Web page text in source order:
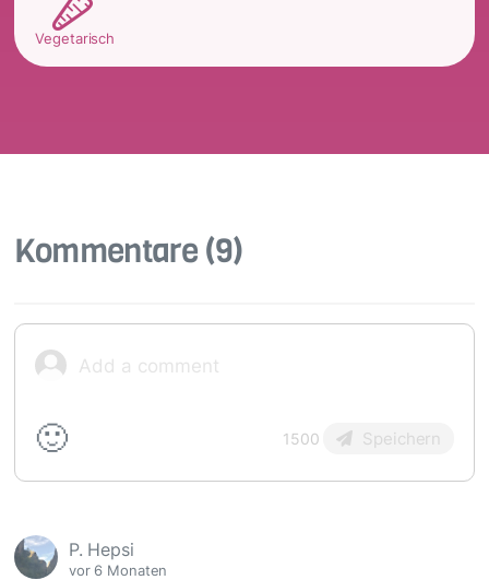
Vegetarisch
Kommentare (9)
🙂 1500 Speichern
P. Hepsi
vor 6 Monaten